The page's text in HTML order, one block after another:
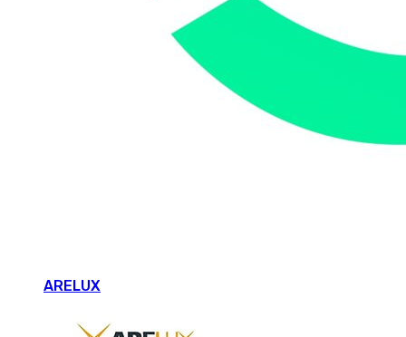
ARELUX